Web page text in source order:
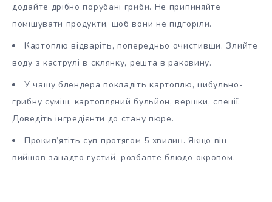
додайте дрібно порубані гриби. Не припиняйте
помішувати продукти, щоб вони не підгоріли.
Картоплю відваріть, попередньо очистивши. Злийте
воду з каструлі в склянку, решта в раковину.
У чашу блендера покладіть картоплю, цибульно-
грибну суміш, картопляний бульйон, вершки, спеції.
Доведіть інгредієнти до стану пюре.
Прокип’ятіть суп протягом 5 хвилин. Якщо він
вийшов занадто густий, розбавте блюдо окропом.